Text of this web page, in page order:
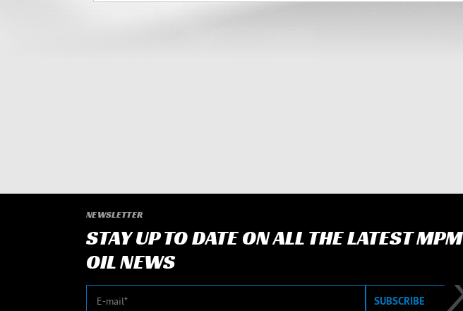
NEWSLETTER
STAY UP TO DATE ON ALL THE LATEST MPM
OIL NEWS
E-mail SUBSCRIBE